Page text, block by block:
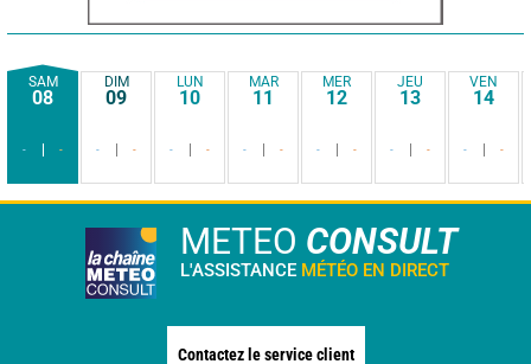
SAM
08
- -
DIM
09
- -
LUN
10
- -
MAR
11
- -
MER
12
- -
JEU
13
- -
VEN
14
- -
METEO CONSULT
L'ASSISTANCE MÉTÉO EN DIRECT
Contactez le service client